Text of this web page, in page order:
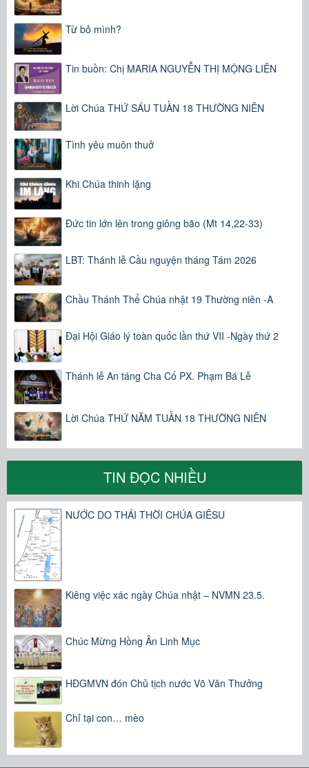
Từ bỏ mình?
Tin buồn: Chị MARIA NGUYỄN THỊ MỘNG LIÊN
Lời Chúa THỨ SÁU TUẦN 18 THƯỜNG NIÊN
Tình yêu muôn thuở
Khi Chúa thinh lặng
Đức tin lớn lên trong giông bão (Mt 14,22-33)
LBT: Thánh lễ Cầu nguyện tháng Tám 2026
Chầu Thánh Thể Chúa nhật 19 Thường niên -A
Đại Hội Giáo lý toàn quốc lần thứ VII -Ngày thứ 2
Thánh lễ An táng Cha Cố PX. Phạm Bá Lễ
Lời Chúa THỨ NĂM TUẦN 18 THƯỜNG NIÊN
TIN ĐỌC NHIỀU
NƯỚC DO THÁI THỜI CHÚA GIÊSU
Kiêng việc xác ngày Chúa nhật – NVMN 23.5.
Chúc Mừng Hồng Ân Linh Mục
HĐGMVN đón Chủ tịch nước Võ Văn Thưởng
Chỉ tại con… mèo